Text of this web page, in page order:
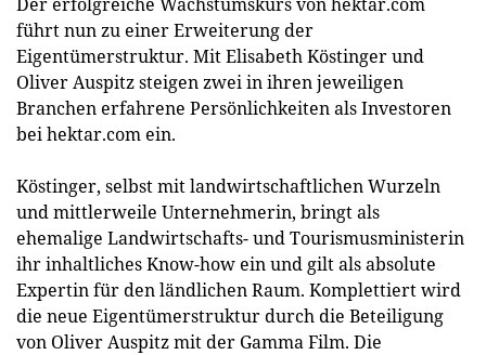
führt nun zu einer Erweiterung der
Eigentümerstruktur. Mit Elisabeth Köstinger und
Oliver Auspitz steigen zwei in ihren jeweiligen
Branchen erfahrene Persönlichkeiten als Investoren
bei hektar.com ein.
Köstinger, selbst mit landwirtschaftlichen Wurzeln
und mittlerweile Unternehmerin, bringt als
ehemalige Landwirtschafts- und Tourismusministerin
ihr inhaltliches Know-how ein und gilt als absolute
Expertin für den ländlichen Raum. Komplettiert wird
die neue Eigentümerstruktur durch die Beteiligung
von Oliver Auspitz mit der Gamma Film. Die